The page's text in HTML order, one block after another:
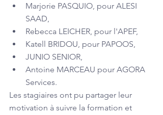
Marjorie PASQUIO, pour ALESI
SAAD,
Rebecca LEICHER, pour l'APEF,
Katell BRIDOU, pour PAPOOS,
JUNIO SENIOR,
Antoine MARCEAU pour AGORA
Services.
Les stagiaires ont pu partager leur
motivation à suivre la formation et